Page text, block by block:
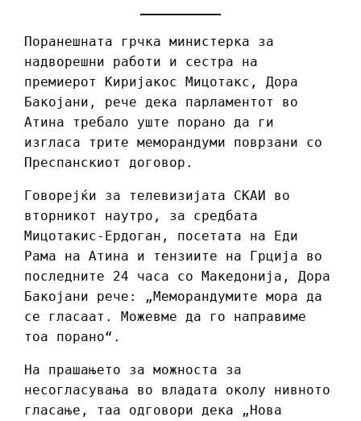
Поранешната грчка министерка за
надворешни работи и сестра на
премиерот Киријакос Мицотакс, Дора
Бакојани, рече дека парламентот во
Атина требало уште порано да ги
изгласа трите меморандуми поврзани со
Преспанскиот договор.
Говорејќи за телевизијата СКАИ во
вторникот наутро, за средбата
Мицотакис-Ердоган, посетата на Еди
Рама на Атина и тензиите на Грција во
последните 24 часа со Македонија, Дора
Бакојани рече: „Меморандумите мора да
се гласаат. Можевме да го направиме
тоа порано“.
На прашањето за можноста за
несогласувања во владата околу нивното
гласање, таа одговори дека „Нова